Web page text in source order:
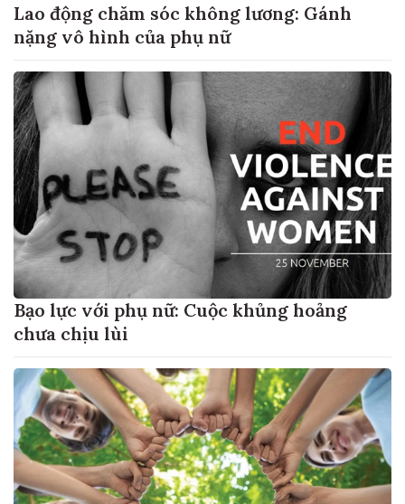
Lao động chăm sóc không lương: Gánh
nặng vô hình của phụ nữ
Bạo lực với phụ nữ: Cuộc khủng hoảng
chưa chịu lùi